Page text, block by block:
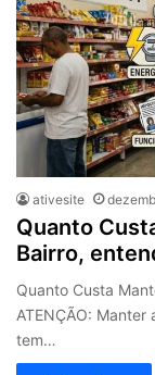
ativesite
Quanto
Bairro,
Quanto Custa
ATENÇÃO:
tem…